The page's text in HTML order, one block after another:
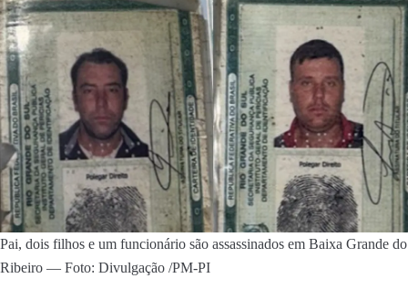
Pai, dois filhos e um funcionário são assassinados em Baixa Grande do
Ribeiro — Foto: Divulgação /PM-PI